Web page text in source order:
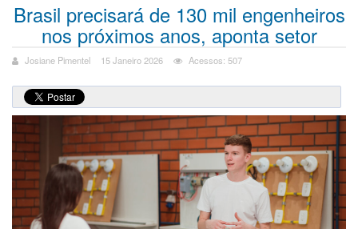
Brasil precisará de 130 mil engenheiros
nos próximos anos, aponta setor
Josiane Pimentel 15 Janeiro 2026 Acessos: 507